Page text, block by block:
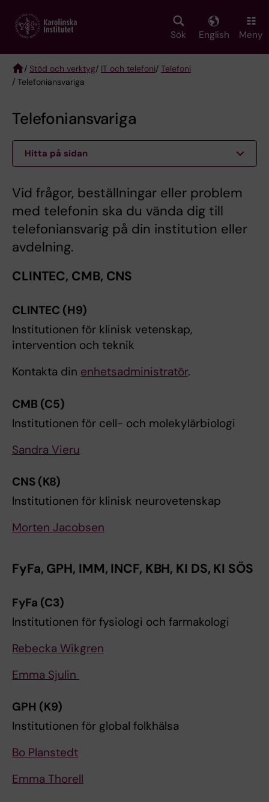
main
Sök English Meny
Breadcrumb
/ Stöd och verktyg/ IT och telefoni/ Telefoni
/ Telefoniansvariga
Telefoniansvariga
Hitta på sidan
Vid frågor, beställningar eller problem
med telefonin ska du vända dig till
telefoniansvarig på din institution eller
avdelning.
CLINTEC, CMB, CNS
CLINTEC (H9)
Institutionen för klinisk vetenskap,
intervention och teknik
Kontakta din enhetsadministratör.
CMB (C5)
Institutionen för cell- och molekylärbiologi
Sandra Vieru
CNS (K8)
Institutionen för klinisk neurovetenskap
Morten Jacobsen
FyFa, GPH, IMM, INCF, KBH, KI DS, KI SÖS
FyFa (C3)
Institutionen för fysiologi och farmakologi
Rebecka Wikgren
Emma Sjulin
GPH (K9)
Institutionen för global folkhälsa
Bo Planstedt
Emma Thorell